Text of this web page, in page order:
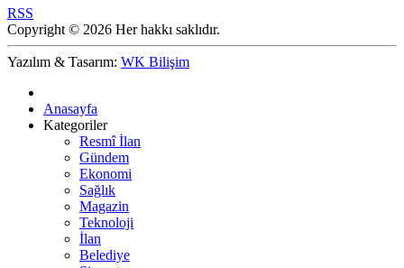
RSS
Copyright © 2026 Her hakkı saklıdır.
Yazılım & Tasarım: WK Bilişim
Anasayfa
Kategoriler
Resmî İlan
Gündem
Ekonomi
Sağlık
Magazin
Teknoloji
İlan
Belediye